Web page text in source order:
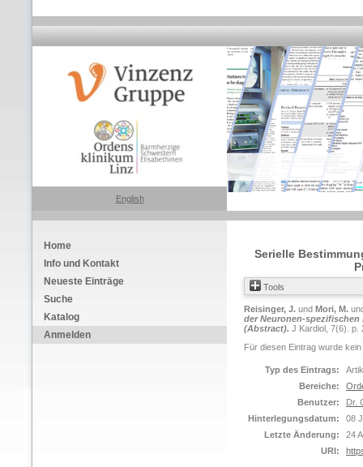
English
Home
Info und Kontakt
Neueste Einträge
Suche
Katalog
Anmelden
Serielle
Tools
Reisinger, J. und Mori, M.
der Neuronen-
(Abstract). J Kardiol, 7(6). p.
Für diesen Eintrag wurde
Typ des Eintrags:
Bereiche:
Benutzer:
Dr.
Hinterlegungsdatum:
08
Letzte Änderung:
24
URI: